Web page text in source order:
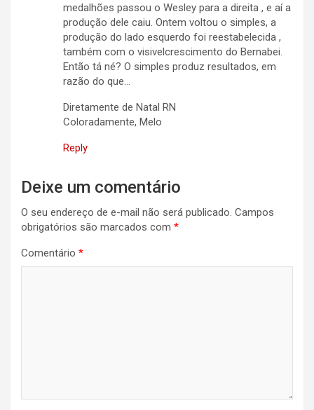
medalhões passou o Wesley para a direita , e aí a
produção dele caiu. Ontem voltou o simples, a
produção do lado esquerdo foi reestabelecida ,
também com o visivelcrescimento do Bernabei.
Então tá né? O simples produz resultados, em
razão do que…
Diretamente de Natal RN
Coloradamente, Melo
Reply
Deixe um comentário
O seu endereço de e-mail não será publicado. Campos
obrigatórios são marcados com *
Comentário *